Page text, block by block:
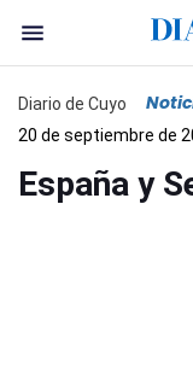
Diario de Cuyo
20 de septiembre de
España y